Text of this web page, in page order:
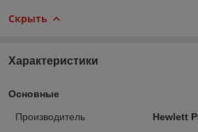
Скрыть
Характеристики
Основные
Производитель
Hewlett